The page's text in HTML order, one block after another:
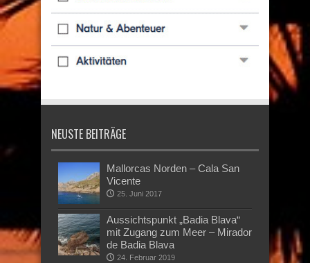
NEUSTE BEITRÄGE
Mallorcas Norden – Cala San
Vicente
25. Juni 2017
Aussichtspunkt „Badia Blava“
mit Zugang zum Meer – Mirador
de Badia Blava
24. Februar 2019